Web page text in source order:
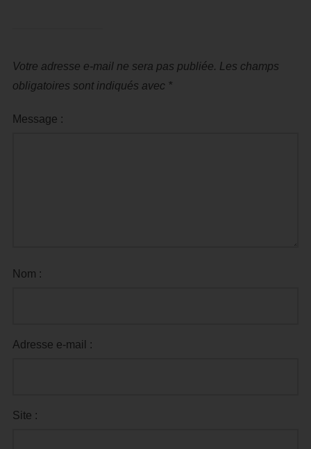
Votre adresse e-mail ne sera pas publiée. Les champs
obligatoires sont indiqués avec *
Message :
Nom :
Adresse e-mail :
Site :